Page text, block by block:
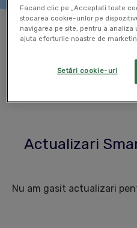
Actualizari
Nu am gasit actualizari
Facand clic pe „Acceptati toate
stocarea cookie-urilor pe
navigarea pe site, pentru a
ajuta eforturile noastre de
Setări cookie-uri